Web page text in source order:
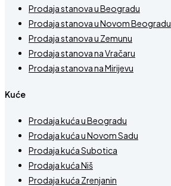
Prodaja stanova u Beogradu
Prodaja stanova u Novom Beogradu
Prodaja stanova u Zemunu
Prodaja stanova na Vračaru
Prodaja stanova na Mirijevu
Kuće
Prodaja kuća u Beogradu
Prodaja kuća u Novom Sadu
Prodaja kuća Subotica
Prodaja kuća Niš
Prodaja kuća Zrenjanin